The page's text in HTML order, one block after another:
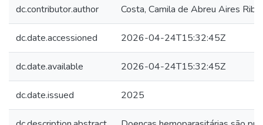
dc.contributor.author Costa, Camila de Abreu Aires
dc.date.accessioned 2026-04-24T15:32:45Z
dc.date.available 2026-04-24T15:32:45Z
dc.date.issued 2025